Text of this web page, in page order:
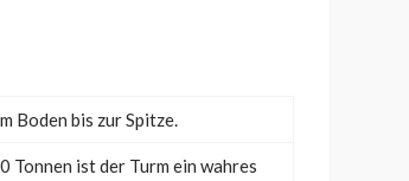
Boden bis zur Spitze.
Tonnen ist der Turm ein wahres